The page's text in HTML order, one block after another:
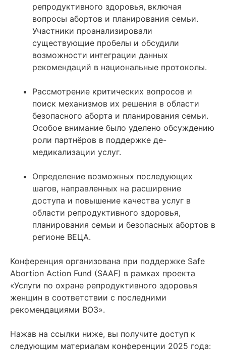
репродуктивного здоровья, включая
вопросы абортов и планирования семьи.
Участники проанализировали
существующие пробелы и обсудили
возможности интеграции данных
рекомендаций в национальные протоколы.
Рассмотрение критических вопросов и
поиск механизмов их решения в области
безопасного аборта и планирования семьи.
Особое внимание было уделено обсуждению
роли партнёров в поддержке де-
медикализации услуг.
Определение возможных последующих
шагов, направленных на расширение
доступа и повышение качества услуг в
области репродуктивного здоровья,
планирования семьи и безопасных абортов в
регионе ВЕЦА.
Конференция организована при поддержке Safe
Abortion Action Fund (SAAF) в рамках проекта
«Услуги по охране репродуктивного здоровья
женщин в соответствии с последними
рекомендациями ВОЗ».
Нажав на ссылки ниже, вы получите доступ к
следующим материалам конференции 2025 года: